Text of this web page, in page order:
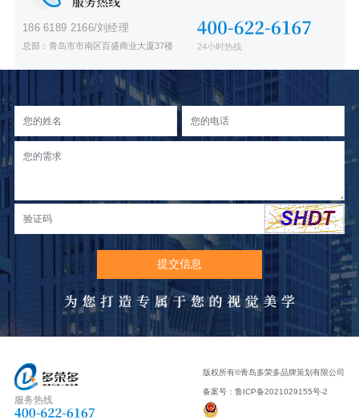
186 6189 2166/刘经理
总部：青岛市市南区百盛商业大厦37楼 24小时热线
服务热线
版权所有©青岛多荣多品牌策划有限公司
备案号：鲁ICP备2021029155号-2